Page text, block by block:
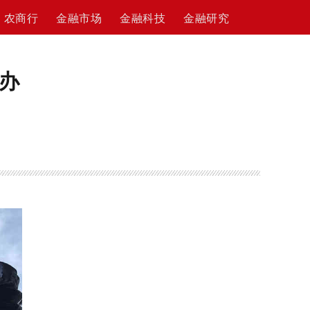
农商行 金融市场 金融科技 金融研究